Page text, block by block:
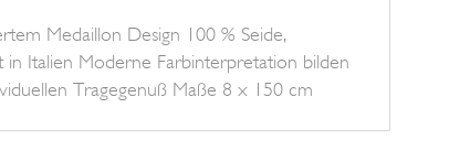
Medaillon Design 100 % Seide,
in Italien Moderne Farbinterpretation bilden
Tragegenuß Maße 8 x 150 cm